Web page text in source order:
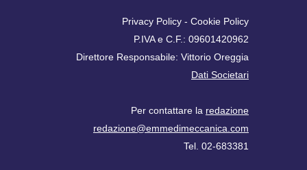
Privacy Policy - Cookie Policy
P.IVA e C.F.: 09601420962
Direttore Responsabile: Vittorio Oreggia
Dati Societari
Per contattare la redazione
redazione@emmedimeccanica.com
Tel. 02-683381